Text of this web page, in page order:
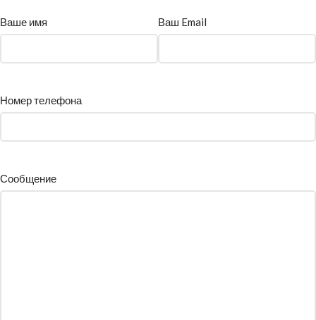
Ваше имя Ваш Email
Номер телефона
Сообщение